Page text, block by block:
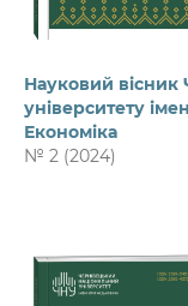
Науковий вісник
університету
Економіка
№ 2 (2024)